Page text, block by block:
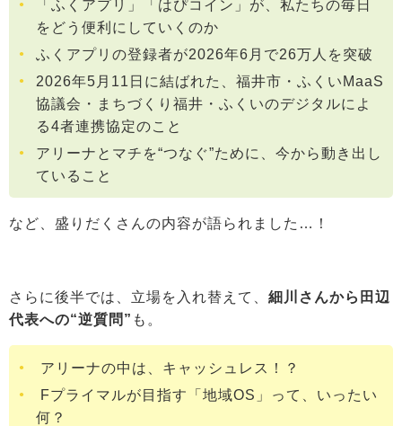
「ふくアプリ」「はぴコイン」が、私たちの毎日
をどう便利にしていくのか
ふくアプリの登録者が2026年6月で26万人を突破
2026年5月11日に結ばれた、福井市・ふくいMaaS
協議会・まちづくり福井・ふくいのデジタルによ
る4者連携協定のこと
アリーナとマチを“つなぐ”ために、今から動き出し
ていること
など、盛りだくさんの内容が語られました…！
さらに後半では、立場を入れ替えて、 細川さんから田辺
代表への“逆質問” も。
アリーナの中は、キャッシュレス！？
Fプライマルが目指す「地域OS」って、いったい
何？